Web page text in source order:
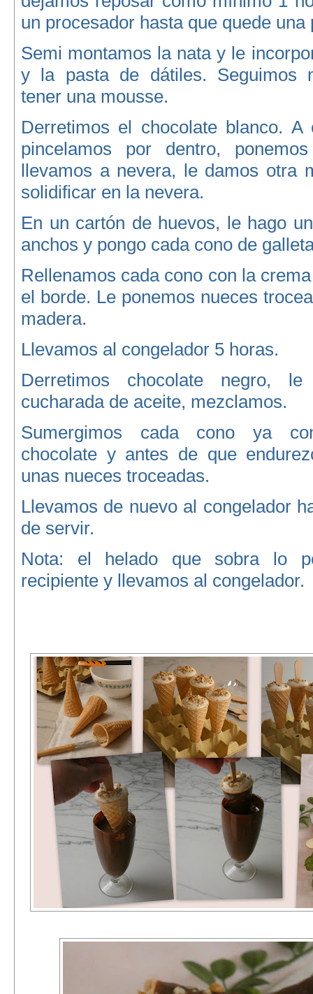
un procesador hasta que quede una
Semi montamos la nata y le
y la pasta de dátiles. Seguimos
tener una mousse.
Derretimos el chocolate blanco. A
pincelamos por dentro,
llevamos a nevera, le damos otra
solidificar en la nevera.
En un cartón de huevos, le hago
anchos y pongo cada cono de
Rellenamos cada cono con la
el borde. Le ponemos nueces
madera.
Llevamos al congelador 5 horas.
Derretimos chocolate negro,
cucharada de aceite, mezclamos.
Sumergimos cada cono ya
chocolate y antes de que
unas nueces troceadas.
Llevamos de nuevo al congelador
de servir.
Nota: el helado que sobra lo
recipiente y llevamos al congelador.